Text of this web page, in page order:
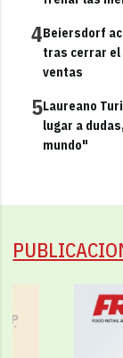
4Beiersdorf
tras cerrar el
ventas
5Laureano
lugar a
mundo"